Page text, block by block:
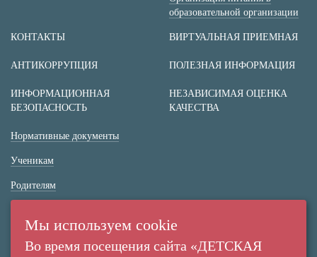
образовательной организации
КОНТАКТЫ ВИРТУАЛЬНАЯ ПРИЕМНАЯ
АНТИКОРРУПЦИЯ ПОЛЕЗНАЯ ИНФОРМАЦИЯ
ИНФОРМАЦИОННАЯ
БЕЗОПАСНОСТЬ
Нормативные документы
Ученикам
Родителям
НЕЗАВИСИМАЯ ОЦЕНКА
КАЧЕСТВА
Мы используем cookie
Во время посещения сайта «ДЕТСКАЯ